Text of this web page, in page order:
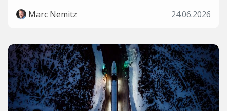
Marc Nemitz
24.06.2026